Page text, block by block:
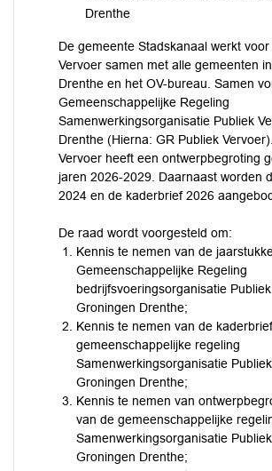
Drenthe
De gemeente Stadskanaal werkt
Vervoer samen met alle gemeenten
Drenthe en het OV-bureau. Samen
Gemeenschappelijke Regeling
Samenwerkingsorganisatie Publiek
Drenthe (Hierna: GR Publiek
Vervoer heeft een ontwerpbegroting
jaren 2026-2029. Daarnaast worden
2024 en de kaderbrief 2026
De raad wordt voorgesteld om:
Kennis te nemen van de
Gemeenschappelijke Regeling
bedrijfsvoeringsorganisatie
Groningen Drenthe;
Kennis te nemen van de
gemeenschappelijke regeling
Samenwerkingsorganisatie
Groningen Drenthe;
Kennis te nemen van
van de gemeenschappelijke
Samenwerkingsorganisatie
Groningen Drenthe;